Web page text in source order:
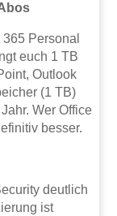
Personal
euch 1 TB
Outlook
(1 TB)
Wer Office
besser.
deutlich
ist